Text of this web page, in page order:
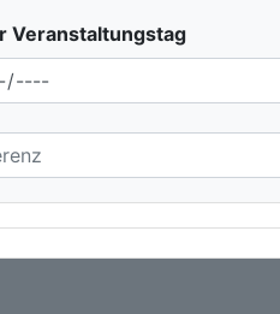
Veranstaltungstag